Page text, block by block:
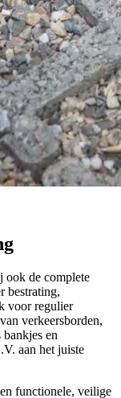
ook de complete
bestrating,
voor regulier
verkeersborden,
en
aan het juiste
functionele, veilige